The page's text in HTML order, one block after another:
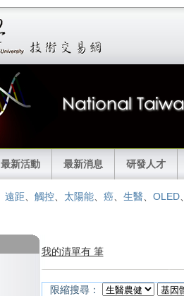
最新活動 最新消息 研發人才
遠距、 觸控、 太陽能、 癌、 生醫、 OLED
我的清單有 筆
限縮搜尋：